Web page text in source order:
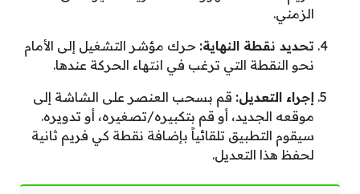
الزمني.
تحديد نقطة النهاية: حرك مؤشر التشغيل إلى الأمام
نحو النقطة التي ترغب في انتهاء الحركة عندها.
إجراء التعديل: قم بسحب العنصر على الشاشة إلى
موقعه الجديد، أو قم بتكبيره/تصغيره، أو تدويره.
سيقوم التطبيق تلقائياً بإضافة نقطة كي فريم ثانية
لحفظ هذا التعديل.